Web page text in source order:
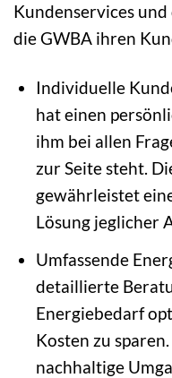
Kundenservices
die GWBA ihren
Individuelle
hat einen
ihm bei allen
zur Seite steht.
gewährleistet
Lösung jeglicher
Umfassende
detaillierte
Energiebedarf
Kosten zu
nachhaltige